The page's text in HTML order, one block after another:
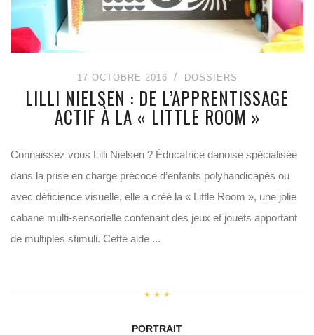
17 OCTOBRE 2016 DOSSIERS
LILLI NIELSEN : DE L’APPRENTISSAGE
ACTIF À LA « LITTLE ROOM »
Connaissez vous Lilli Nielsen ? Éducatrice danoise spécialisée
dans la prise en charge précoce d’enfants polyhandicapés ou
avec déficience visuelle, elle a créé la « Little Room », une jolie
cabane multi-sensorielle contenant des jeux et jouets apportant
de multiples stimuli. Cette aide ...
PORTRAIT